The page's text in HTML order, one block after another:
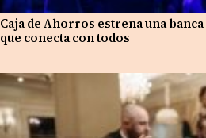
Caja de Ahorros estrena una
que conecta con todos